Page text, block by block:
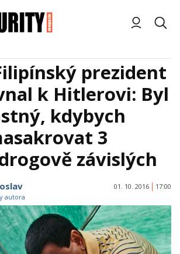
prezident
k Hitlerovi: Byl
kdybych
3
závislých
autora
01. 10. 2016 17:00